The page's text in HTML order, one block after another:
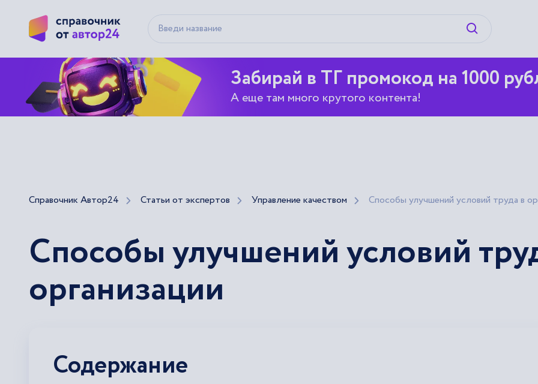
Искать
Забирай в ТГ промокод на 1000
А еще там много крутого контента!
Справочник Автор24 Статьи от экспертов Управление качеством Способы улучшений условий труда в
Способы улучшений условий
организации
Содержание